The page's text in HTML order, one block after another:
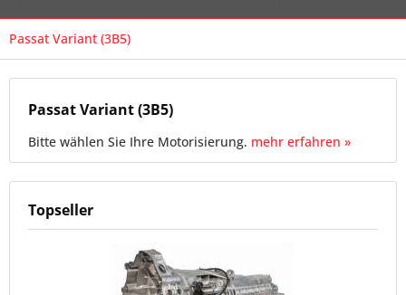
Passat Variant (3B5)
Passat Variant (3B5)
Bitte wählen Sie Ihre Motorisierung. mehr erfahren »
Topseller